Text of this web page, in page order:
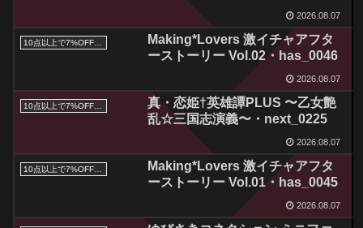
2026.08.07
10点以上で7%OFFクーポン／サマーセール2026対象
Making*Lovers 激イチャアフタ
ーストーリー Vol.02・has_0046
2026.08.07
10点以上で7%OFFクーポン／サマーセール2026対象
真・恋姫†英雄譚PLUS 〜乙女艶
乱☆三国志演義〜・next_0225
2026.08.07
10点以上で7%OFFクーポン／サマーセール2026対象
Making*Lovers 激イチャアフタ
ーストーリー Vol.01・has_0045
2026.08.07